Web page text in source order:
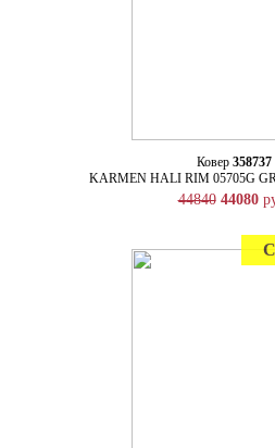
Ковер 358737
KARMEN HALI RIM 05705G
44840 44080